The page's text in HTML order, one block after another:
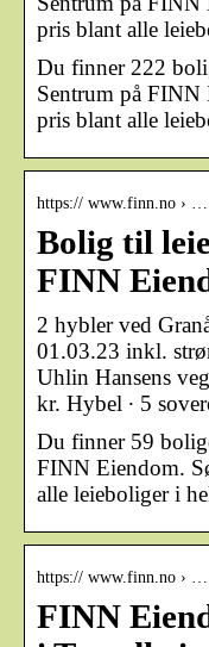
pris blant alle
Du finner 222
Sentrum på FINN
pris blant alle
https:// www.finn.no › …
Bolig til
FINN
2 hybler ved
01.03.23 inkl.
Uhlin Hansens
kr. Hybel ∙ 5
Du finner 59
FINN Eiendom.
alle leieboliger i
https:// www.finn.no › …
FINN